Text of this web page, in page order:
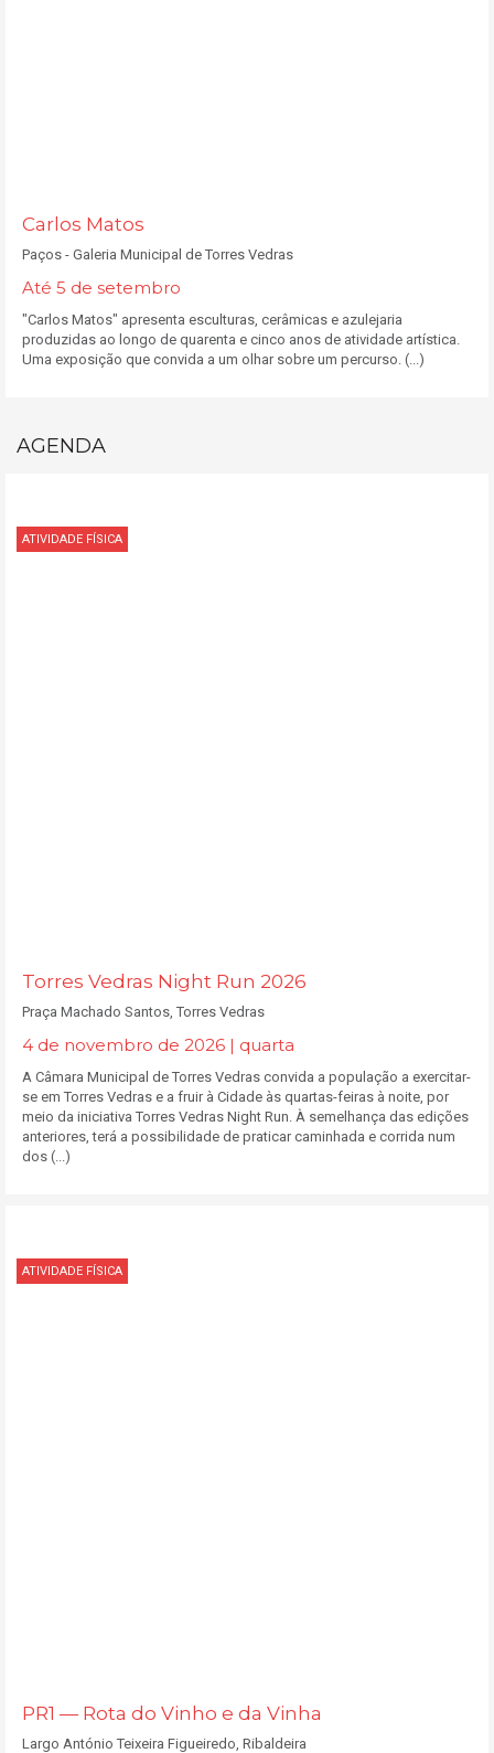
Carlos Matos
Paços - Galeria Municipal de Torres Vedras
Até 5 de setembro
"Carlos Matos" apresenta esculturas, cerâmicas e azulejaria
produzidas ao longo de quarenta e cinco anos de atividade artística.
Uma exposição que convida a um olhar sobre um percurso. (...)
AGENDA
ATIVIDADE FÍSICA
Torres Vedras Night Run 2026
Praça Machado Santos, Torres Vedras
4 de novembro de 2026 | quarta
A Câmara Municipal de Torres Vedras convida a população a exercitar-
se em Torres Vedras e a fruir à Cidade às quartas-feiras à noite, por
meio da iniciativa Torres Vedras Night Run. À semelhança das edições
anteriores, terá a possibilidade de praticar caminhada e corrida num
dos (...)
ATIVIDADE FÍSICA
PR1 — Rota do Vinho e da Vinha
Largo António Teixeira Figueiredo, Ribaldeira